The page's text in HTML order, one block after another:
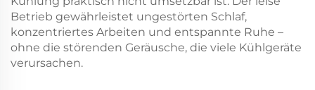
Betrieb gewährleistet ungestörten Schlaf,
konzentriertes Arbeiten und entspannte Ruhe –
ohne die störenden Geräusche, die viele Kühlgeräte
verursachen.